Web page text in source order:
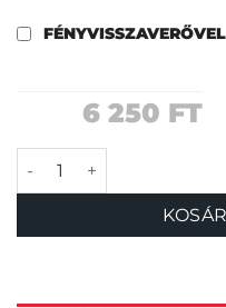
FÉNYVISSZAVERŐVEL
6 250 FT
Irányban póráz